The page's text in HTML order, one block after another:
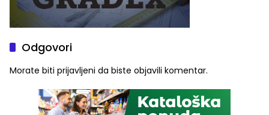
Odgovori
Morate biti prijavljeni da biste objavili komentar.